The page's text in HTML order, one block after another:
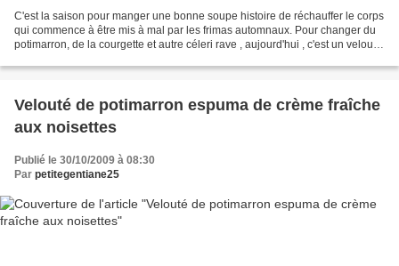
C'est la saison pour manger une bonne soupe histoire de réchauffer le corps
qui commence à être mis à mal par les frimas automnaux. Pour changer du
potimarron, de la courgette et autre céleri rave , aujourd'hui , c'est un velouté
Velouté de potimarron espuma de crème fraîche
aux noisettes
Publié le 30/10/2009 à 08:30
Par petitegentiane25